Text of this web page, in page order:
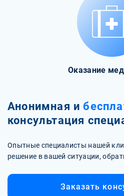
Оказание
Анонимная и
консультация
Опытные специалисты нашей
решение в вашей ситуации,
Заказать